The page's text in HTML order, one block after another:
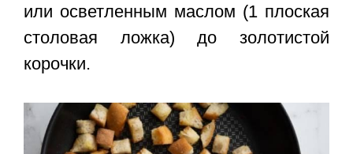
или осветленным маслом (1 плоская
столовая ложка) до золотистой
корочки.